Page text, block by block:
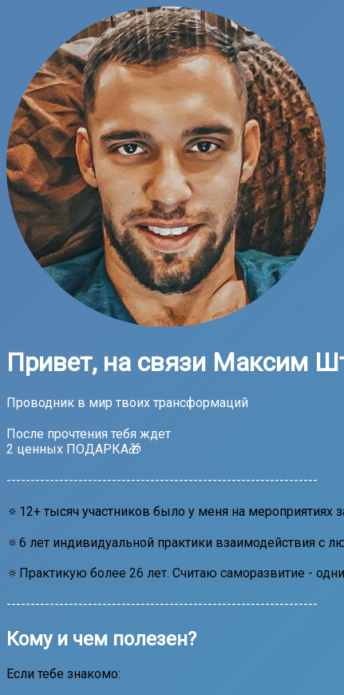
Привет, на связи Максим
Проводник в мир твоих трансформаций
После прочтения тебя ждет
2 ценных ПОДАРКА🎁
-----------------------------------------------------------------
🔅12+ тысяч участников было у меня на
🔅6 лет индивидуальной практики взаимодействия с
🔅Практикую более 26 лет. Считаю саморазвитие -
-----------------------------------------------------------------
Кому и чем полезен?
Если тебе знакомо: